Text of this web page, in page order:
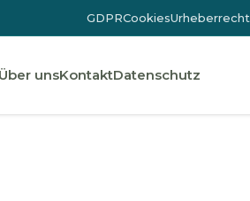
GDPRCookiesUrheberrecht
Über unsKontaktDatenschutz